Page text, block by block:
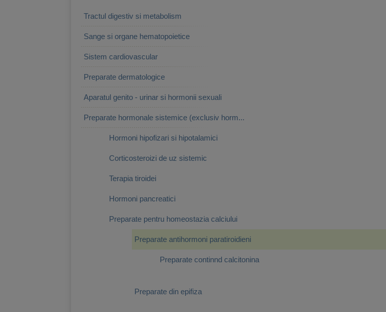
Tractul digestiv si metabolism
Sange si organe hematopoietice
Sistem cardiovascular
Preparate dermatologice
Aparatul genito - urinar si hormonii sexuali
Preparate hormonale sistemice (exclusiv horm...
Hormoni hipofizari si hipotalamici
Corticosteroizi de uz sistemic
Terapia tiroidei
Hormoni pancreatici
Preparate pentru homeostazia calciului
Preparate antihormoni paratiroidieni
Preparate continnd calcitonina
Preparate din epifiza